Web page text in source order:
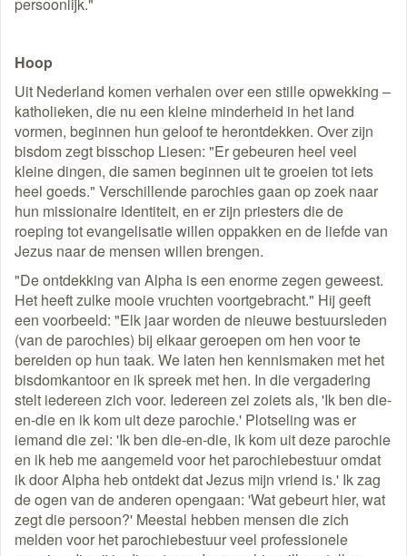
Hoop
Uit Nederland komen verhalen over een stille opwekking –
katholieken, die nu een kleine minderheid in het land
vormen, beginnen hun geloof te herontdekken. Over zijn
bisdom zegt bisschop Liesen: "Er gebeuren heel veel
kleine dingen, die samen beginnen uit te groeien tot iets
heel goeds." Verschillende parochies gaan op zoek naar
hun missionaire identiteit, en er zijn priesters die de
roeping tot evangelisatie willen oppakken en de liefde van
Jezus naar de mensen willen brengen.
"De ontdekking van Alpha is een enorme zegen geweest.
Het heeft zulke mooie vruchten voortgebracht." Hij geeft
een voorbeeld: "Elk jaar worden de nieuwe bestuursleden
(van de parochies) bij elkaar geroepen om hen voor te
bereiden op hun taak. We laten hen kennismaken met het
bisdomkantoor en ik spreek met hen. In die vergadering
stelt iedereen zich voor. Iedereen zei zoiets als, 'Ik ben die-
en-die en ik kom uit deze parochie.' Plotseling was er
iemand die zei: 'Ik ben die-en-die, ik kom uit deze parochie
en ik heb me aangemeld voor het parochiebestuur omdat
ik door Alpha heb ontdekt dat Jezus mijn vriend is.' Ik zag
de ogen van de anderen opengaan: 'Wat gebeurt hier, wat
zegt die persoon?' Meestal hebben mensen die zich
melden voor het parochiebestuur veel professionele